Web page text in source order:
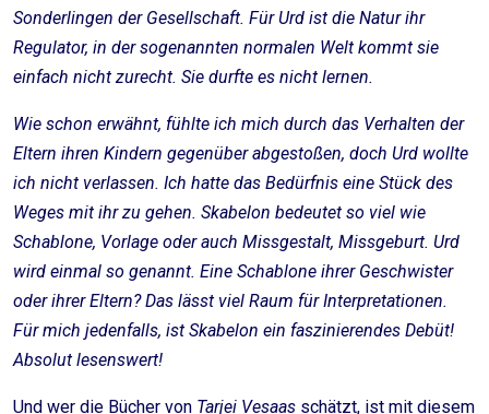
Sonderlingen der Gesellschaft. Für Urd ist die Natur ihr
Regulator, in der sogenannten normalen Welt kommt sie
einfach nicht zurecht. Sie durfte es nicht lernen.
Wie schon erwähnt, fühlte ich mich durch das Verhalten der
Eltern ihren Kindern gegenüber abgestoßen, doch Urd wollte
ich nicht verlassen. Ich hatte das Bedürfnis eine Stück des
Weges mit ihr zu gehen. Skabelon bedeutet so viel wie
Schablone, Vorlage oder auch Missgestalt, Missgeburt. Urd
wird einmal so genannt. Eine Schablone ihrer Geschwister
oder ihrer Eltern? Das lässt viel Raum für Interpretationen.
Für mich jedenfalls, ist Skabelon ein faszinierendes Debüt!
Absolut lesenswert!
Und wer die Bücher von Tarjei Vesaas schätzt, ist mit diesem